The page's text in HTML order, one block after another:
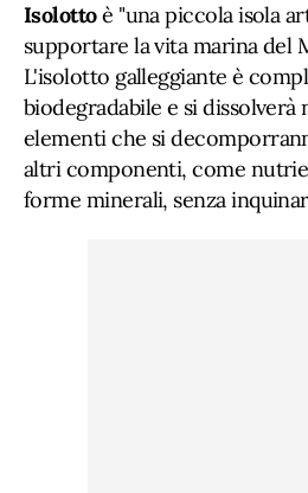
Isolottoè "una piccola isola
supportare la vita marina del
L'isolotto galleggiante è
biodegradabile e si
elementi che si
altri componenti, come
forme minerali, senza